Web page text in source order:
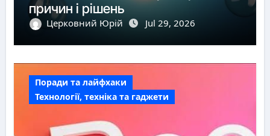
причин і рішень
Церковний Юрій Jul 29, 2026
Поради та лайфхаки
Технології, техніка та гаджети